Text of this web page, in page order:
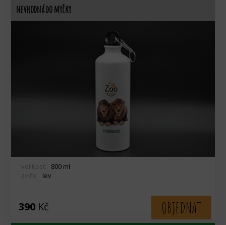
nevhodná do myčky
velikost:
800 ml
zvíře:
lev
390 Kč
OBJEDNAT